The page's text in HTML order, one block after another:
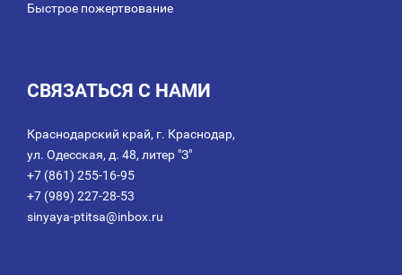
Быстрое пожертвование
СВЯЗАТЬСЯ С НАМИ
Краснодарский край, г. Краснодар,
ул. Одесская, д. 48, литер "З"
+7 (861) 255-16-95
+7 (989) 227-28-53
sinyaya-ptitsa@inbox.ru